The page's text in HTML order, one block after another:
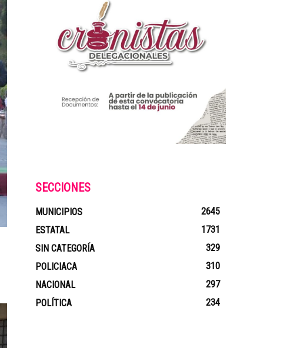
SECCIONES
MUNICIPIOS
2645
ESTATAL
1731
SIN CATEGORÍA
329
POLICIACA
310
NACIONAL
297
POLÍTICA
234